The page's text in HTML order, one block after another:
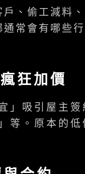
、偷工減料
常會有哪些
狂加價
」吸引屋主
等。原本的